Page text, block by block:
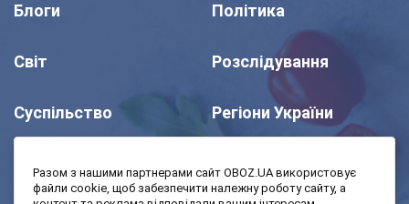
Блоги Політика
Світ Розслідування
Суспільство Регіони України
Разом з нашими партнерами сайт OBOZ.UA використовує
файли cookie, щоб забезпечити належну роботу сайту, а